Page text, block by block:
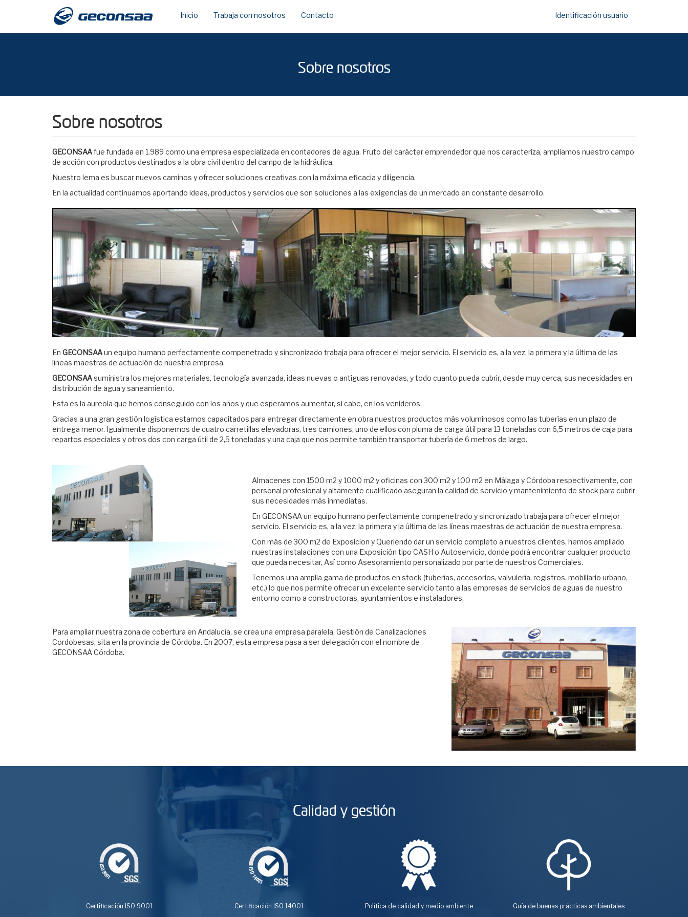
Inicio Trabaja con nosotros Contacto Identificación usuario
Sobre nosotros
Sobre nosotros
GECONSAAfue fundada en 1.989 como una empresa especializada en contadores de agua. Fruto del carácter emprendedor que nos caracteriza, ampliamos nuestro campo
de acción con productos destinados a la obra civil dentro del campo de la hidráulica.
Nuestro lema es buscar nuevos caminos y ofrecer soluciones creativas con la máxima eficacia y diligencia.
En la actualidad continuamos aportando ideas, productos y servicios que son soluciones a las exigencias de un mercado en constante desarrollo.
En GECONSAAun equipo humano perfectamente compenetrado y sincronizado trabaja para ofrecer el mejor servicio. El servicio es, a la vez, la primera y la última de las
líneas maestras de actuación de nuestra empresa.
GECONSAAsuministra los mejores materiales, tecnología avanzada, ideas nuevas o antiguas renovadas, y todo cuanto pueda cubrir, desde muy cerca, sus necesidades en
distribución de agua y saneamiento.
Esta es la aureola que hemos conseguido con los años y que esperamos aumentar, si cabe, en los venideros.
Gracias a una gran gestión logística estamos capacitados para entregar directamente en obra nuestros productos más voluminosos como las tuberías en un plazo de
entrega menor. Igualmente disponemos de cuatro carretillas elevadoras, tres camiones, uno de ellos con pluma de carga útil para 13 toneladas con 6,5 metros de caja para
repartos especiales y otros dos con carga útil de 2,5 toneladas y una caja que nos permite también transportar tubería de 6 metros de largo.
Almacenes con 1500 m2 y 1000 m2 y oficinas con 300 m2 y 100 m2 en Málaga y Córdoba respectivamente, con
personal profesional y altamente cualificado aseguran la calidad de servicio y mantenimiento de stock para cubrir
sus necesidades más inmediatas.
En GECONSAA un equipo humano perfectamente compenetrado y sincronizado trabaja para ofrecer el mejor
servicio. El servicio es, a la vez, la primera y la última de las líneas maestras de actuación de nuestra empresa.
Con más de 300 m2 de Exposicion y Queriendo dar un servicio completo a nuestros clientes, hemos ampliado
nuestras instalaciones con una Exposición tipo CASH o Autoservicio, donde podrá encontrar cualquier producto
que pueda necesitar, Así como Asesoramiento personalizado por parte de nuestros Comerciales.
Tenemos una amplia gama de productos en stock (tuberías, accesorios, valvulería, registros, mobiliario urbano,
etc.) lo que nos permite ofrecer un excelente servicio tanto a las empresas de servicios de aguas de nuestro
entorno como a constructoras, ayuntamientos e instaladores.
Para ampliar nuestra zona de cobertura en Andalucía, se crea una empresa paralela, Gestión de Canalizaciones
Cordobesas, sita en la provincia de Córdoba. En 2007, esta empresa pasa a ser delegación con el nombre de
GECONSAA Córdoba.
Calidad y gestión
Certificación ISO 9001 Certificación ISO 14001 Política de calidad y medio ambiente Guía de buenas prácticas ambientales